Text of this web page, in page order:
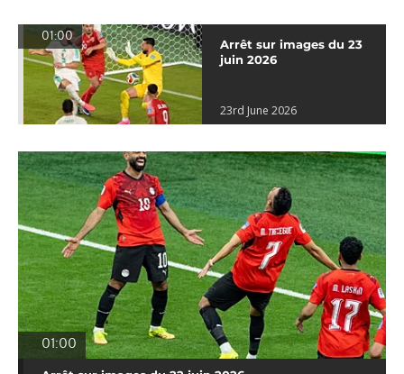
01:00
Arrêt sur images du 23
juin 2026
23rd June 2026
01:00